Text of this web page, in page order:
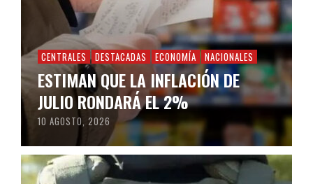
CENTRALES DESTACADAS ECONOMÍA NACIONALES
ESTIMAN QUE LA INFLACIÓN DE
JULIO RONDARÁ EL 2%
10 AGOSTO, 2026